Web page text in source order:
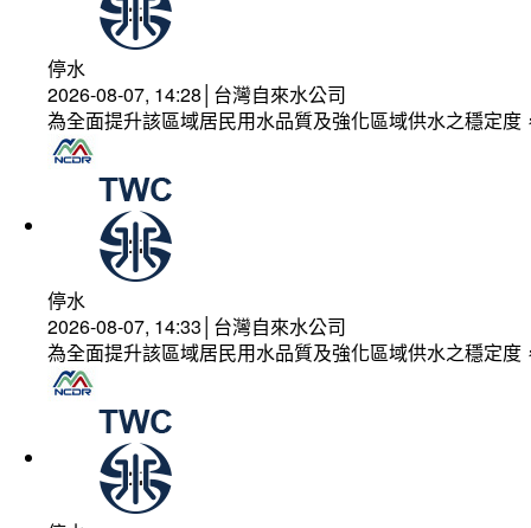
停水
2026-08-07, 14:28│台灣自來水公司
為全面提升該區域居民用水品質及強化區域供水之穩定
停水
2026-08-07, 14:33│台灣自來水公司
為全面提升該區域居民用水品質及強化區域供水之穩定